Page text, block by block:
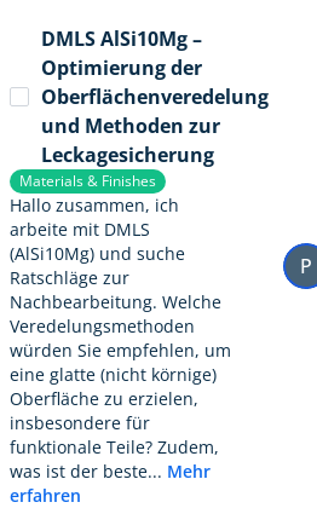
DMLS AlSi10Mg –
Optimierung der
Oberflächenveredelung
und Methoden zur
Leckagesicherung
Materials & Finishes
Hallo zusammen, ich
arbeite mit DMLS
(AlSi10Mg) und suche
Ratschläge zur
Nachbearbeitung. Welche
Veredelungsmethoden
würden Sie empfehlen, um
eine glatte (nicht körnige)
Oberfläche zu erzielen,
insbesondere für
funktionale Teile? Zudem,
was ist der beste... Mehr
erfahren
P